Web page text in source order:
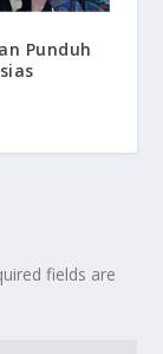
Punduh
fields are